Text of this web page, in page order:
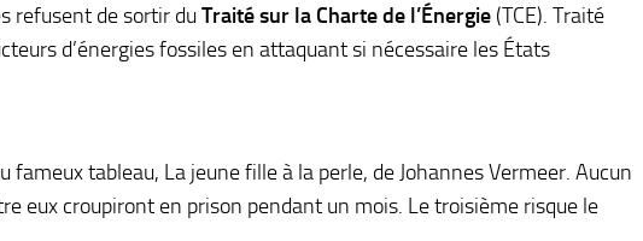
refusent de sortir duTraité sur la Charte de l’Énergie (TCE). Traité
d’énergies fossiles en attaquant si nécessaire les États
tableau, La jeune fille à la perle, de Johannes Vermeer. Aucun
eux croupiront en prison pendant un mois. Le troisième risque le